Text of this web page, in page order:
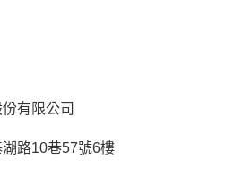
有限公司
路10巷57號6樓